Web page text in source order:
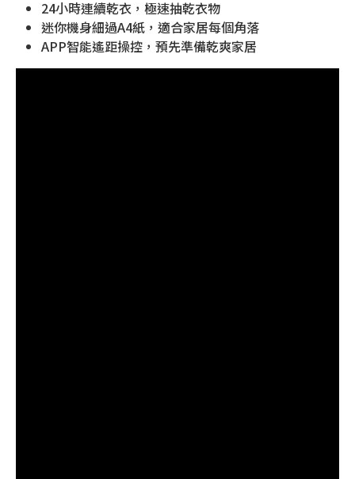
24小時連續乾衣，極速抽乾衣物
迷你機身細過A4紙，適合家居每個角落
APP智能遙距操控，預先準備乾爽家居